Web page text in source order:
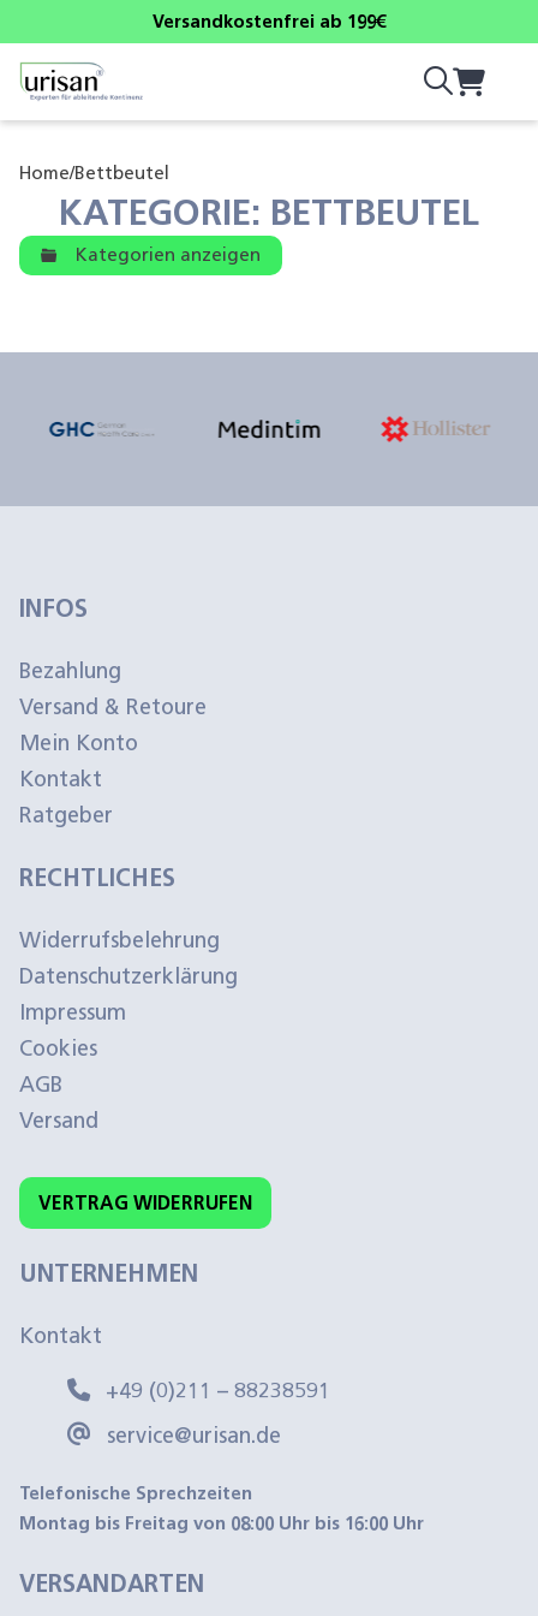
Versandkostenfrei ab 199€
Home/Bettbeutel
KATEGORIE: BETTBEUTEL
INFOS
Bezahlung
Versand & Retoure
Mein Konto
Kontakt
Ratgeber
RECHTLICHES
Widerrufsbelehrung
Datenschutzerklärung
Impressum
Cookies
AGB
Versand
VERTRAG WIDERRUFEN
UNTERNEHMEN
Kontakt
+49 (0)211 – 88238591
service@urisan.de
Telefonische Sprechzeiten
Montag bis Freitag von 08:00 Uhr bis 16:00 Uhr
VERSANDARTEN